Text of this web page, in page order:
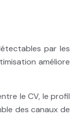
par les
améliore
le CV, le profil
des canaux de